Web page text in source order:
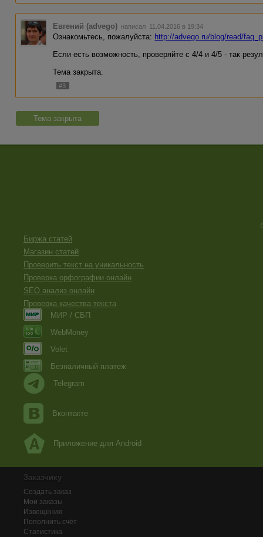
Евгений (advego) написал 11.04.2016 в 19:34
Ознакомьтесь, пожалуйста: http://advego.ru/blog/read/
Если есть возможность, проверяйте с 4/4 и 4/5 - так
Тема закрыта.
#3
Тема закрыта
Биржа статей
Магазин статей
Проверить текст на уникальность
Проверка орфографии онлайн
SEO анализ онлайн
Проверка качества текста
МИР / СБП
WebMoney
Volet
Безналичный платеж
Telegram
Вконтакте
Приложение для Android
Заказчику
Создать заказ
Мои заказы
Извещения
Пополнить счёт
Статистика